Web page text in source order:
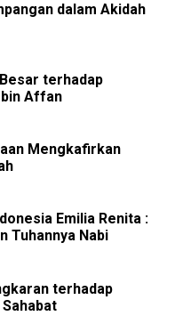
dalam Akidah
terhadap
Affan
Mengkafirkan
Emilia Renita :
Tuhannya Nabi
terhadap